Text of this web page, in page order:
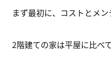
まず最初に、コストとメ
2階建ての家は平屋に比べ